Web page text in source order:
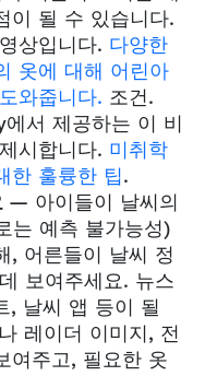
이 될 수 있습니다.
상입니다. 다양한
옷에 대해 어린아
와줍니다. 조건.
서 제공하는 이 비
시합니다. 미취학
한 훌륭한 팁.
— 아이들이 날씨의
는 예측 불가능성)
, 어른들이 날씨 정
보여주세요. 뉴스
, 날씨 앱 등이 될
레이더 이미지, 전
여주고, 필요한 옷